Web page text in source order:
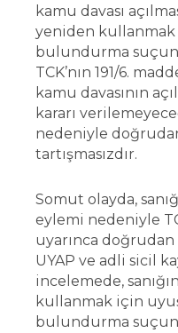
kamu davası
yeniden
bulundurma
TCK’nın 191/6.
kamu davasının
kararı
nedeniyle doğrudan
tartışmasızdır.
Somut olayda,
eylemi nedeniyle
uyarınca doğrudan
UYAP ve adli sicil
incelemede,
kullanmak için
bulundurma